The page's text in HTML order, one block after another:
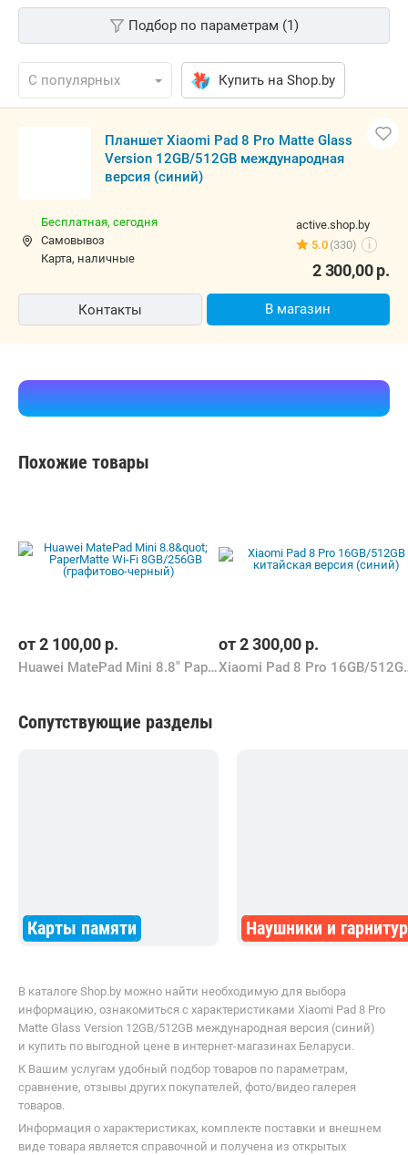
Подбор по параметрам (1)
Купить на Shop.by
Планшет Xiaomi Pad 8 Pro Matte Glass
Version 12GB/512GB международная
версия (синий)
active.shop.by
5.0 (330) i
Бесплатная, сегодня
Самовывоз
карта, наличные
2 300,00р.
Контакты В магазин
Похожие товары
от2 100,00 р.
Huawei MatePad Mini 8.8" PaperMatte Wi-Fi 8GB/256GB (графитово-черный)
от2 300,00 р.
Xiaomi Pad 8
Сопутствующие разделы
Карты памяти Наушники и
В каталоге Shop.by можно найти необходимую для выбора
информацию, ознакомиться с характеристиками Xiaomi Pad 8 Pro
Matte Glass Version 12GB/512GB международная версия (синий)
и купить по выгодной цене в интернет-магазинах Беларуси.
К Вашим услугам удобный подбор товаров по параметрам,
сравнение, отзывы других покупателей, фото/видео галерея
товаров.
Информация о характеристиках, комплекте поставки и внешнем
виде товара является справочной и получена из открытых